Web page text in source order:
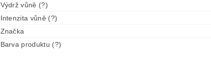
Výdrž vůně (?)
Intenzita vůně (?)
Značka
Barva produktu (?)